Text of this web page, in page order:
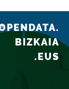
BIZKAIA
.EUS